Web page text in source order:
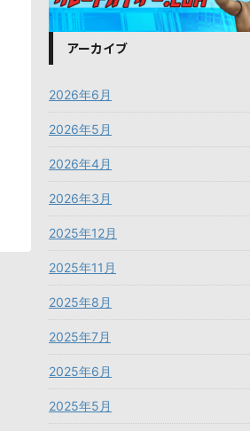
アーカイブ
2026年6月
2026年5月
2026年4月
2026年3月
2025年12月
2025年11月
2025年8月
2025年7月
2025年6月
2025年5月